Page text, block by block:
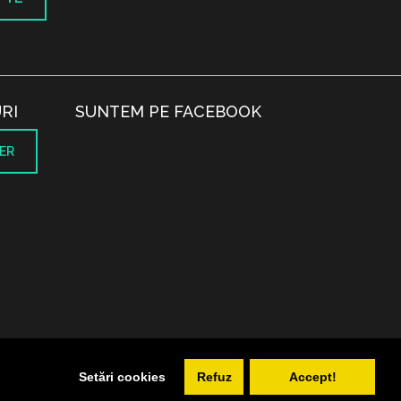
Setări cookies Refuz Accept!
SUNTEM PE FACEBOOK